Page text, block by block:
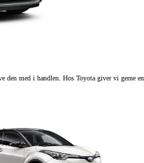
med i handlen. Hos Toyota giver vi gerne en